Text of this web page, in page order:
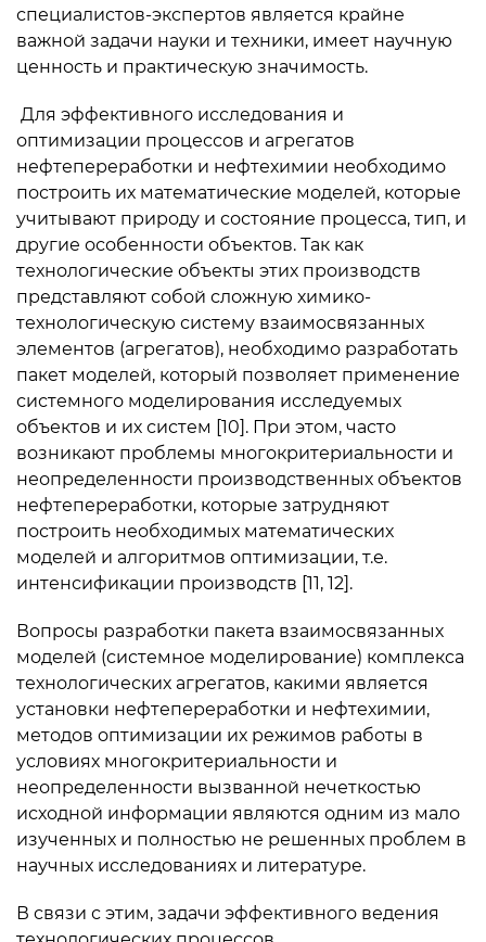
специалистов-экспертов является крайне
важной задачи науки и техники, имеет научную
ценность и практическую значимость.
Для эффективного исследования и
оптимизации процессов и агрегатов
нефтепереработки и нефтехимии необходимо
построить их математические моделей, которые
учитывают природу и состояние процесса, тип, и
другие особенности объектов. Так как
технологические объекты этих производств
представляют собой сложную химико-
технологическую систему взаимосвязанных
элементов (агрегатов), необходимо разработать
пакет моделей, который позволяет применение
системного моделирования исследуемых
объектов и их систем [10]. При этом, часто
возникают проблемы многокритериальности и
неопределенности производственных объектов
нефтепереработки, которые затрудняют
построить необходимых математических
моделей и алгоритмов оптимизации, т.е.
интенсификации производств [11, 12].
Вопросы разработки пакета взаимосвязанных
моделей (системное моделирование) комплекса
технологических агрегатов, какими является
установки нефтепереработки и нефтехимии,
методов оптимизации их режимов работы в
условиях многокритериальности и
неопределенности вызванной нечеткостью
исходной информации являются одним из мало
изученных и полностью не решенных проблем в
научных исследованиях и литературе.
В связи с этим, задачи эффективного ведения